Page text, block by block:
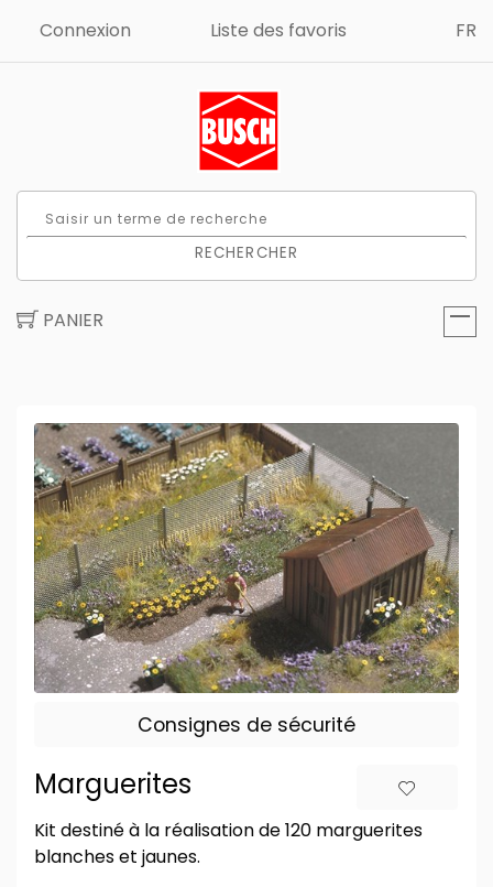
Connexion Liste des favoris FR
RECHERCHER
PANIER
Consignes de sécurité
Marguerites
Kit destiné à la réalisation de 120 marguerites
blanches et jaunes.